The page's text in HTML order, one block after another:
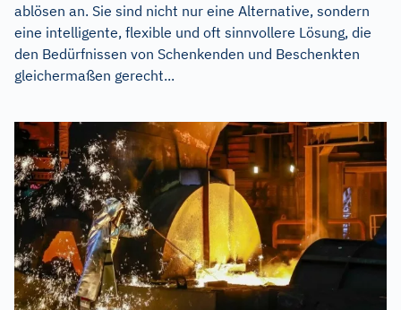
ablösen an. Sie sind nicht nur eine Alternative, sondern
eine intelligente, flexible und oft sinnvollere Lösung, die
den Bedürfnissen von Schenkenden und Beschenkten
gleichermaßen gerecht...